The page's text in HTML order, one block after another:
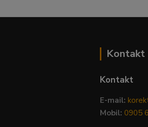
Kontakt
Kontakt
E-mail:
Mobil: 0905